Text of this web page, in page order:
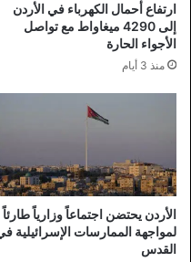
ارتفاع أحمال الكهرباء في الأردن
إلى 4290 ميغاواط مع تواصل
الأجواء الحارة
منذ 3 أيام
الأردن يحتضن اجتماعاً وزارياً طارئاً
لمواجهة الممارسات الإسرائيلية
القدس